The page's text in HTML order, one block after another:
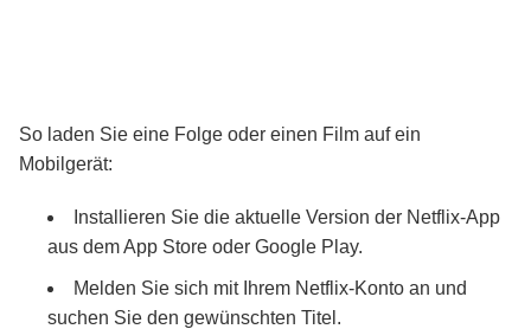
So laden Sie eine Folge oder einen Film auf ein
Mobilgerät:
Installieren Sie die aktuelle Version der Netflix-App
aus dem App Store oder Google Play.
Melden Sie sich mit Ihrem Netflix-Konto an und
suchen Sie den gewünschten Titel.